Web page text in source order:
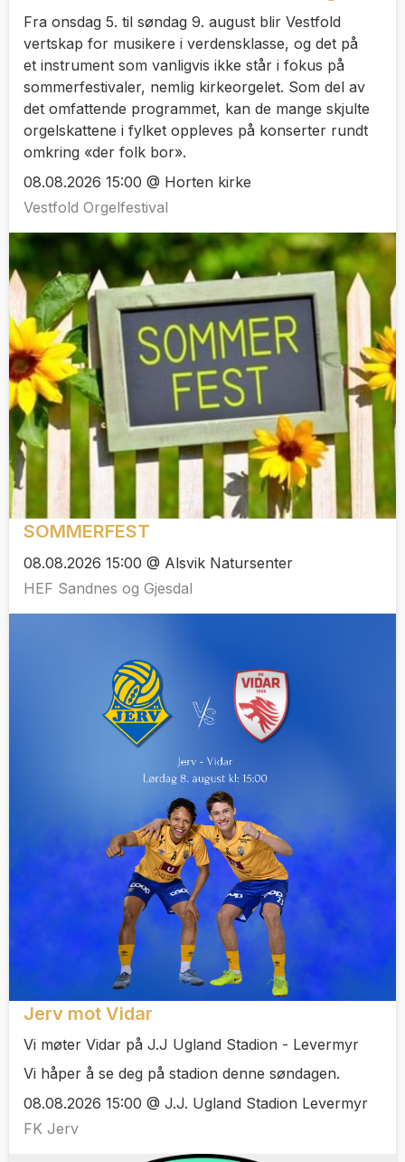
Fra onsdag 5. til søndag 9. august blir Vestfold
vertskap for musikere i verdensklasse, og det på
et instrument som vanligvis ikke står i fokus på
sommerfestivaler, nemlig kirkeorgelet. Som del av
det omfattende programmet, kan de mange skjulte
orgelskattene i fylket oppleves på konserter rundt
omkring «der folk bor».
08.08.2026 15:00 @ Horten kirke
Vestfold Orgelfestival
SOMMERFEST
08.08.2026 15:00 @ Alsvik Natursenter
HEF Sandnes og Gjesdal
Jerv mot Vidar
Vi møter Vidar på J.J Ugland Stadion - Levermyr
Vi håper å se deg på stadion denne søndagen.
08.08.2026 15:00 @ J.J. Ugland Stadion Levermyr
FK Jerv